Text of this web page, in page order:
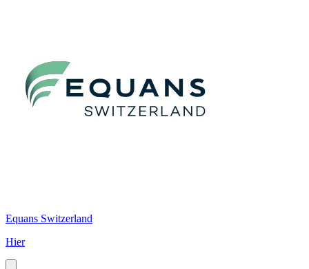
Equans Switzerland
Hier